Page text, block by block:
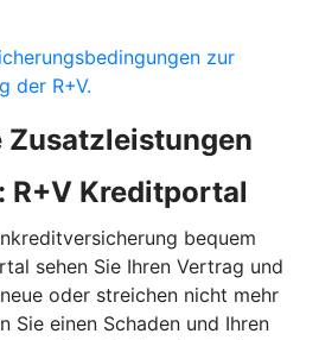
zur
der R+V.
Zusatzleistungen
R+V Kreditportal
bequem
sehen Sie Ihren Vertrag und
oder streichen nicht mehr
Sie einen Schaden und Ihren